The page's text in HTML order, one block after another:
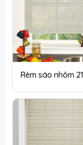
Rèm sáo nhôm 21